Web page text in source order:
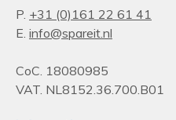
P. +31 (0)161 22 61 41
E. info@spareit.nl
CoC. 18080985
VAT. NL8152.36.700.B01